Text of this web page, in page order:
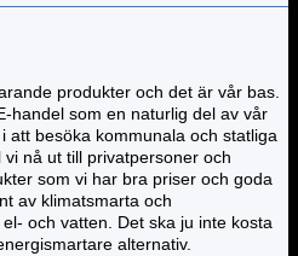
produkter och det är vår bas.
handel som en naturlig del av vår
att besöka kommunala och statliga
nå ut till privatpersoner och
som vi har bra priser och goda
av klimatsmarta och
och vatten. Det ska ju inte kosta
alternativ.